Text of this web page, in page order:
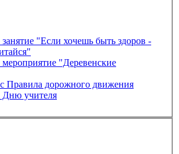
"Если хочешь быть здоров -
мероприятие "Деревенские
Правила дорожного движения
Дню учителя